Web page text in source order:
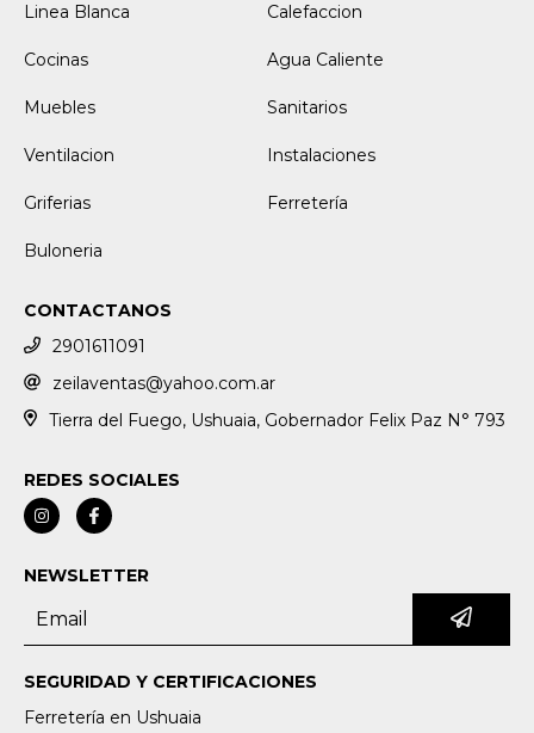
Linea Blanca Calefaccion
Cocinas Agua Caliente
Muebles Sanitarios
Ventilacion Instalaciones
Griferias Ferretería
Buloneria
CONTACTANOS
2901611091
zeilaventas@yahoo.com.ar
Tierra del Fuego, Ushuaia, Gobernador Felix Paz N° 793
REDES SOCIALES
NEWSLETTER
SEGURIDAD Y CERTIFICACIONES
Ferretería en Ushuaia